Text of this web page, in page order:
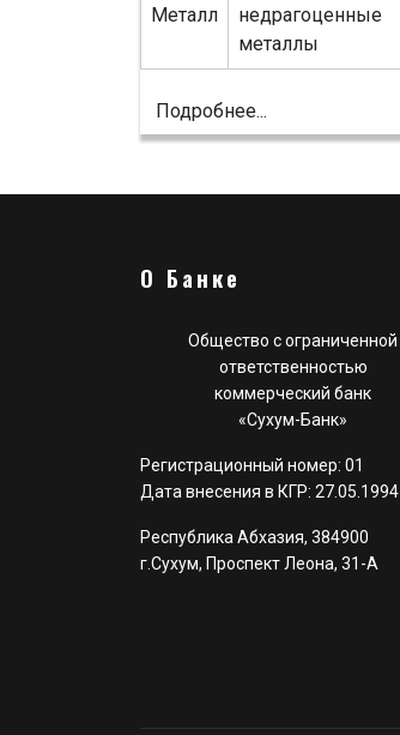
Металл
недрагоценные
металлы
Подробнее...
О Банке
Общество с ограниченной
ответственностью
коммерческий банк
«Сухум-Банк»
Регистрационный номер: 01
Дата внесения в КГР: 27.05.1994
Республика Абхазия, 384900
г.Сухум, Проспект Леона, 31-А